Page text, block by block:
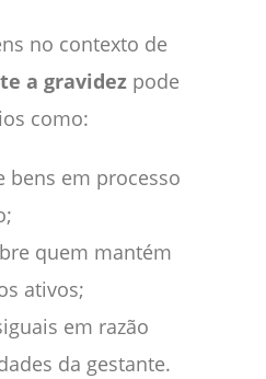
no contexto de
a gravidez pode
como:
bens em processo
quem mantém
ativos;
em razão
da gestante.